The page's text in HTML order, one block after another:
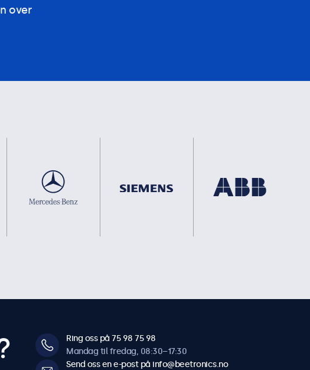
over
Ring oss på 75 98 75 98
Mandag til fredag, 08:30–17:30
Send oss en e-post på info@beetronics.no